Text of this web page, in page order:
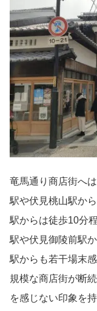
竜馬通り商店街へ
駅や伏見桃山駅か
駅からは徒歩10分
駅や伏見御陵前駅
駅からも若干場末
規模な商店街が断
を感じない印象を持